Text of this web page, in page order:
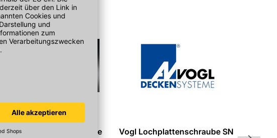
Stadur Süd Akustikeinlage
Vogl Lochplattenschraube SN